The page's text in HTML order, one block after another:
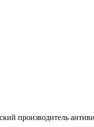
производитель